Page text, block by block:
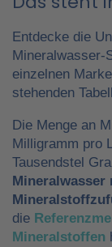
Entdecke die
Mineralwasser-
einzelnen
stehenden
Die Menge an
Milligramm pro
Tausendstel
Mineralwasser
die
Mineralstoffen